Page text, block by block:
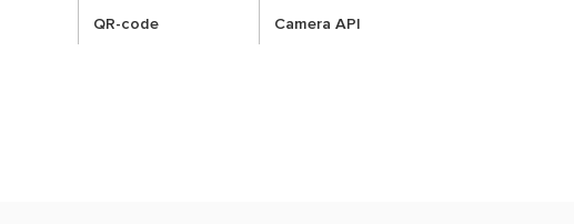
QR-code Camera API